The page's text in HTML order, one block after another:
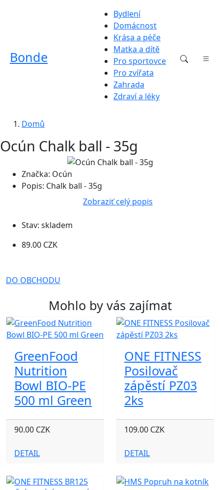
Bonde
Bydlení
Domácnost
Krása a péče
Matka a dítě
Pro sportovce
Pro zvířata
Zahrada
Zdraví a léky
Domů
Ocún Chalk ball - 35g
Značka: Ocún
Popis: Chalk ball - 35g
Zobraziť celý popis
Stav: skladem
89.00 CZK
DO OBCHODU
Mohlo by vás zajímat
GreenFood
Nutrition
Bowl BIO-PE
500 ml Green
90.00 CZK
DETAIL
ONE FITNESS
Posilovač
zápěstí PZ03
2ks
109.00 CZK
DETAIL